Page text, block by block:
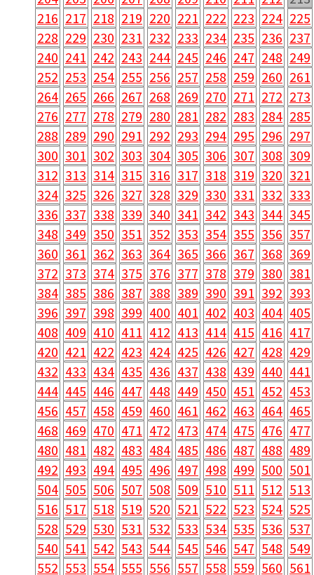
216 217 218 219 220 221 222 223 224 225
228 229 230 231 232 233 234 235 236 237
240 241 242 243 244 245 246 247 248 249
252 253 254 255 256 257 258 259 260 261
264 265 266 267 268 269 270 271 272 273
276 277 278 279 280 281 282 283 284 285
288 289 290 291 292 293 294 295 296 297
300 301 302 303 304 305 306 307 308 309
312 313 314 315 316 317 318 319 320 321
324 325 326 327 328 329 330 331 332 333
336 337 338 339 340 341 342 343 344 345
348 349 350 351 352 353 354 355 356 357
360 361 362 363 364 365 366 367 368 369
372 373 374 375 376 377 378 379 380 381
384 385 386 387 388 389 390 391 392 393
396 397 398 399 400 401 402 403 404 405
408 409 410 411 412 413 414 415 416 417
420 421 422 423 424 425 426 427 428 429
432 433 434 435 436 437 438 439 440 441
444 445 446 447 448 449 450 451 452 453
456 457 458 459 460 461 462 463 464 465
468 469 470 471 472 473 474 475 476 477
480 481 482 483 484 485 486 487 488 489
492 493 494 495 496 497 498 499 500 501
504 505 506 507 508 509 510 511 512 513
516 517 518 519 520 521 522 523 524 525
528 529 530 531 532 533 534 535 536 537
540 541 542 543 544 545 546 547 548 549
552 553 554 555 556 557 558 559 560 561